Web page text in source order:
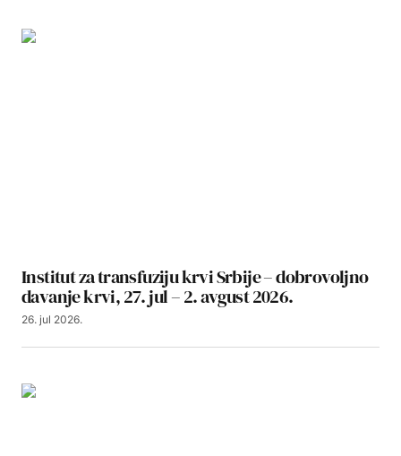
Institut za transfuziju krvi Srbije – dobrovoljno
davanje krvi, 27. jul – 2. avgust 2026.
26. jul 2026.